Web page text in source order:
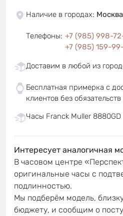
Наличие в городах: Москва
Телефоны: +7 (985) 998-
+7 (985) 159-
Доставим в любой из
Бесплатная примерка с
клиентов без
Часы Franck Muller 8880GD
Интересует аналогичная
В часовом центре
оригинальные часы с
подлинностью.
Мы подберём модель,
бюджету, и сообщим о